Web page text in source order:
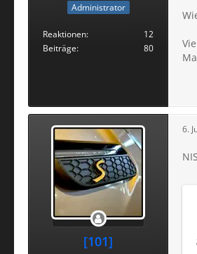
Administrator
Reaktionen
12
Beiträge
80
[101]
6.